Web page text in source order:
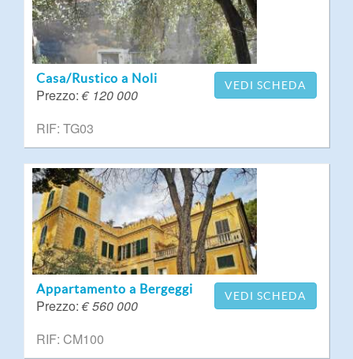
Casa/Rustico a Noli VEDI SCHEDA
Prezzo:€ 120 000
RIF: TG03
Appartamento a Bergeggi VEDI SCHEDA
Prezzo:€ 560 000
RIF: CM100